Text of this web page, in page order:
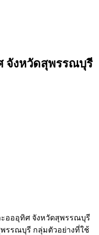
จังหวัดสุพรรณบุรี
อออุทิศ จังหวัดสุพรรณบุรี
รรณบุรี กลุ่มตัวอย่างที่ใช้